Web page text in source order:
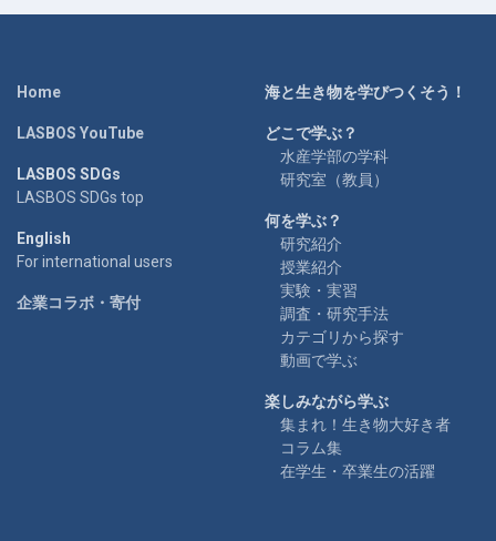
Home
LASBOS YouTube
LASBOS SDGs
LASBOS SDGs top
English
For international users
企業コラボ・寄付
海と生き物を学びつくそう！
どこで学ぶ？
水産学部の学科
研究室（教員）
何を学ぶ？
研究紹介
授業紹介
実験・実習
調査・研究手法
カテゴリから探す
動画で学ぶ
楽しみながら学ぶ
集まれ！生き物大好き者
コラム集
在学生・卒業生の活躍